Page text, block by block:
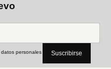
personales Suscribirse